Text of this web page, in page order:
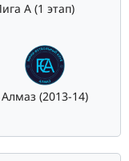
А (1 этап)
Алмаз (2013-14)